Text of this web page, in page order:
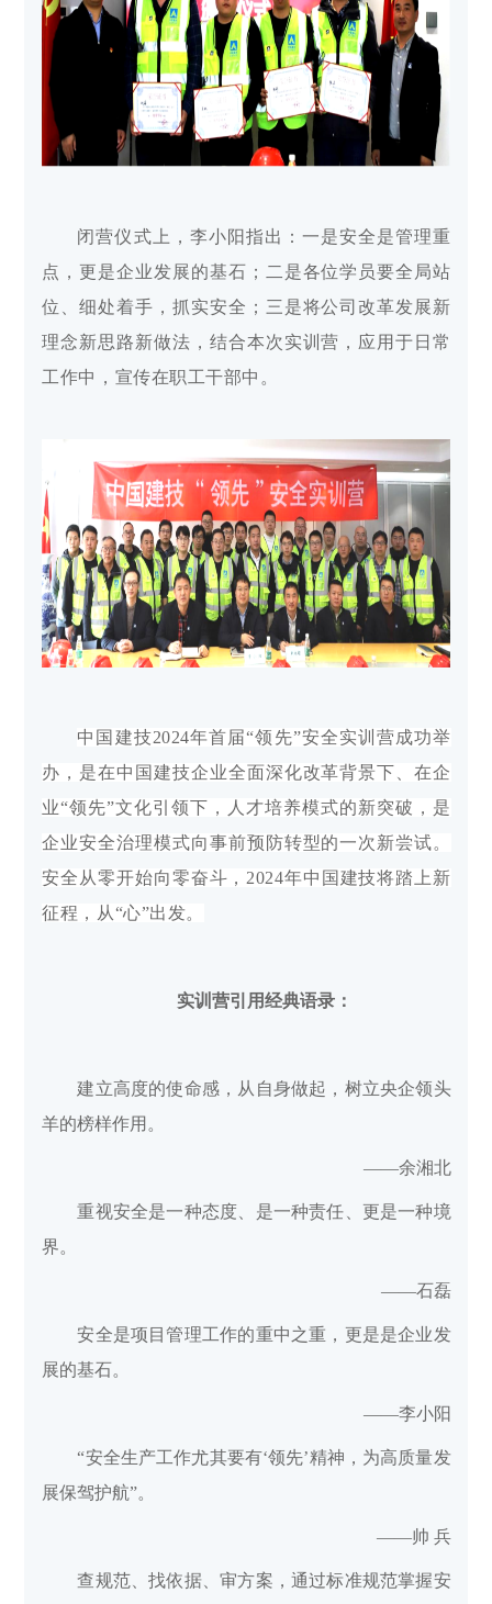
闭营仪式上，李小阳指出：一是安全是管理重
点，更是企业发展的基石；二是各位学员要全局站
位、细处着手，抓实安全；三是将公司改革发展新
理念新思路新做法，结合本次实训营，应用于日常
工作中，宣传在职工干部中。
中国建技2024年首届“领先”安全实训营成功举
办，是在中国建技企业全面深化改革背景下、在企
业“领先”文化引领下，人才培养模式的新突破，是
企业安全治理模式向事前预防转型的一次新尝试。
安全从零开始向零奋斗，2024年中国建技将踏上新
征程，从“心”出发。
实训营引用经典语录：
建立高度的使命感，从自身做起，树立央企领头
羊的榜样作用。
——余湘北
重视安全是一种态度、是一种责任、更是一种境
界。
——石磊
安全是项目管理工作的重中之重，更是是企业发
展的基石。
——李小阳
“安全生产工作尤其要有‘领先’精神，为高质量发
展保驾护航”。
——帅 兵
查规范、找依据、审方案，通过标准规范掌握安